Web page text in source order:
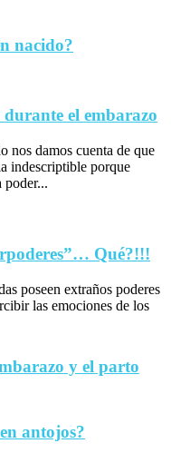
nacido?
el embarazo
nos damos cuenta de que
indescriptible porque
poder...
Qué?!!!
poseen extraños poderes
las emociones de los
y el parto
antojos?